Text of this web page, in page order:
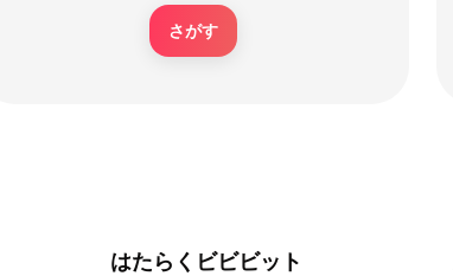
さがす
はたらくビビビット